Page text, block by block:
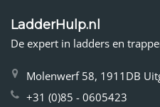
LadderHulp.nl
De expert in ladders en
Molenwerf 58, 1911DB
+31 (0)85 - 0605423